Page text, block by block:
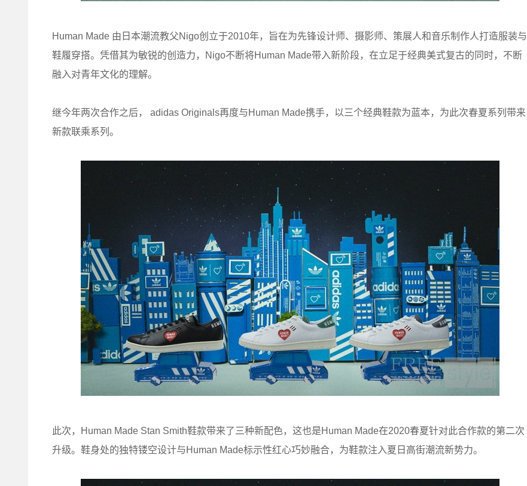
Human Made 由日本潮流教父Nigo创立于2010年，旨在为先锋设计师、摄影师、策展人和音乐制作人打造服装与
鞋履穿搭。凭借其为敏锐的创造力，Nigo不断将Human Made带入新阶段，在立足于经典美式复古的同时，不断
融入对青年文化的理解。
继今年两次合作之后， adidas Originals再度与Human Made携手，以三个经典鞋款为蓝本，为此次春夏系列带来
新款联乘系列。
此次，Human Made Stan Smith鞋款带来了三种新配色，这也是Human Made在2020春夏针对此合作款的第二次
升级。鞋身处的独特镂空设计与Human Made标示性红心巧妙融合，为鞋款注入夏日高街潮流新势力。